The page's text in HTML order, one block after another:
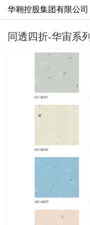
华翱控股集团有限公司
同透四折-华宙系列